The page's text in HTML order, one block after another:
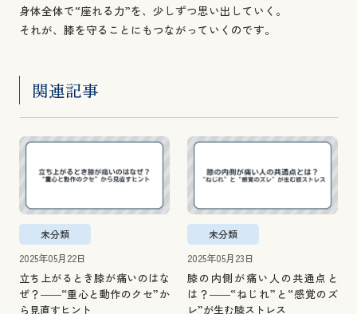
身体全体で“座れる力”を、少しずつ思い出していく。
それが、膝を守ることにもつながっていくのです。
関連記事
未分類
2025年05月22日
立ち上がるとき膝が痛いのはな
ぜ？――“重心と動作のクセ”か
ら見直すヒント
未分類
2025年05月23日
膝の内側が痛い人の共通点と
は？――“ねじれ”と“感覚のズ
レ”が生む膝ストレス